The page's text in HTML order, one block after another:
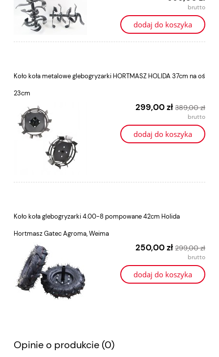
dodaj do koszyka
Koło koła metalowe glebogryzarki HORTMASZ HOLIDA 37cm na oś
23cm
299,00 zł 389,00 zł
dodaj do koszyka
Koło koła glebogryzarki 4.00-8 pompowane 42cm Holida
Hortmasz Gatec Agroma, Weima
250,00 zł 299,00 zł
dodaj do koszyka
Opinie o produkcie (0)